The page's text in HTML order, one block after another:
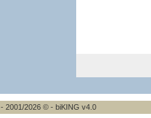
- 2001/2026 © - biKING v4.0